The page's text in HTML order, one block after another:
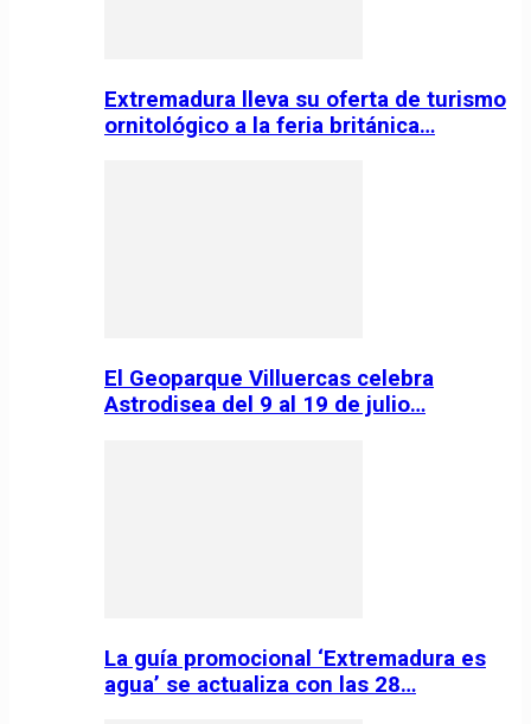
Extremadura lleva su oferta de turismo
ornitológico a la feria británica…
El Geoparque Villuercas celebra
Astrodisea del 9 al 19 de julio…
La guía promocional ‘Extremadura es
agua’ se actualiza con las 28…